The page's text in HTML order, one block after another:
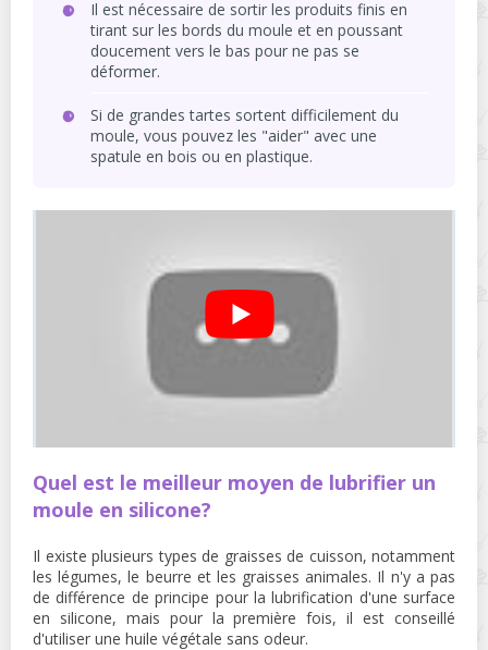
Il est nécessaire de sortir les produits finis en
tirant sur les bords du moule et en poussant
doucement vers le bas pour ne pas se
déformer.
Si de grandes tartes sortent difficilement du
moule, vous pouvez les "aider" avec une
spatule en bois ou en plastique.
Quel est le meilleur moyen de lubrifier un
moule en silicone?
Il existe plusieurs types de graisses de cuisson, notamment
les légumes, le beurre et les graisses animales. Il n'y a pas
de différence de principe pour la lubrification d'une surface
en silicone, mais pour la première fois, il est conseillé
d'utiliser une huile végétale sans odeur.